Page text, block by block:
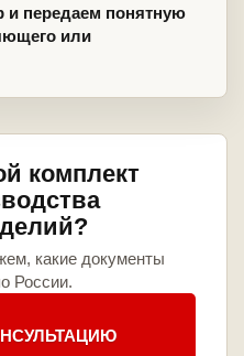
и передаем понятную
или
комплект
какие документы
России.